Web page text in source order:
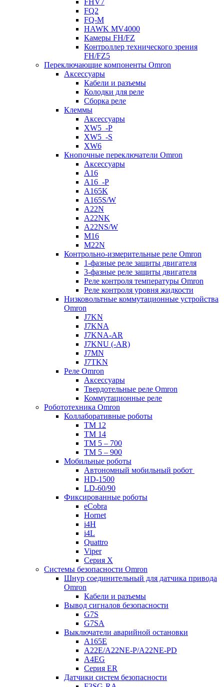
FHV7
FQ2
FQ-M
HAWK MV4000
Камеры FH/FZ
Контроллер технического зрения
FH/FZ5
Переключающие компоненты Omron
Аксессуары
Кабели и разъемы
Колодки для реле
Сборка реле
Клеммы
Аксессуары
XW5_-P
XW5_-S
XW6
Кнопочные переключатели Omron
Аксессуары
A16
A16_-P
A165K
A165S/W
A22N
A22NK
A22NS/W
M16
M22N
Контрольно-измерительные реле Omron
1-фазные реле защиты двигателя
3-фазные реле защиты двигателя
Реле контроля температуры Omron
Реле контроля уровня жидкости
Низковольтные коммутационные устройства
Omron
J7KN
J7KNA
J7KNA-AR
J7KNU (-AR)
J7MN
J7TKN
Реле Omron
Аксессуары
Твердотельные реле Omron
Коммутационные реле
Робототехника Omron
Коллаборативные роботы
TM 12
TM 14
TM 5 – 700
TM 5 – 900
Мобильные роботы
Автономный мобильный робот
HD-1500
LD-60/90
Фиксированные роботы
eCobra
Hornet
i4H
i4L
Quattro
Viper
Серия X
Системы безопасности Omron
Шнур соединительный для датчика привода
Omron
Кабели и разъемы
Вывод сигналов безопасности
G7S
G7SA
Выключатели аварийной остановки
A165E
A22E/A22NE-P/A22NE-PD
A4EG
Серия ER
Датчики систем безопасности